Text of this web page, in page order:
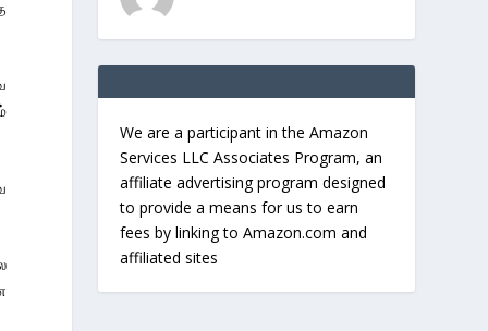
We are a participant in the Amazon
Services LLC Associates Program, an
affiliate advertising program designed
to provide a means for us to earn
fees by linking to Amazon.com and
affiliated sites